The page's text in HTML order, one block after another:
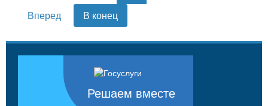
Вперед
В конец
Решаем вместе